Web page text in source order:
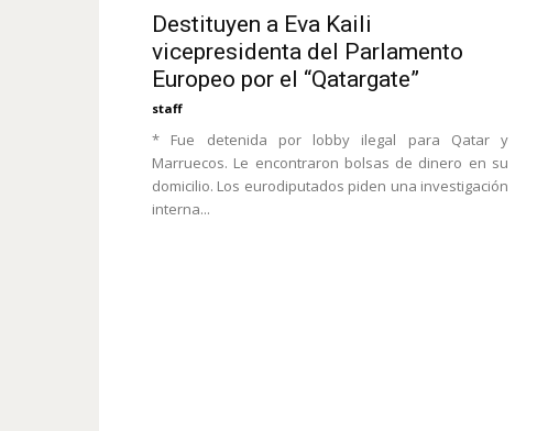
Destituyen a Eva Kaili
vicepresidenta del Parlamento
Europeo por el “Qatargate”
staff
* Fue detenida por lobby ilegal para Qatar y
Marruecos. Le encontraron bolsas de dinero en su
domicilio. Los eurodiputados piden una investigación
interna...